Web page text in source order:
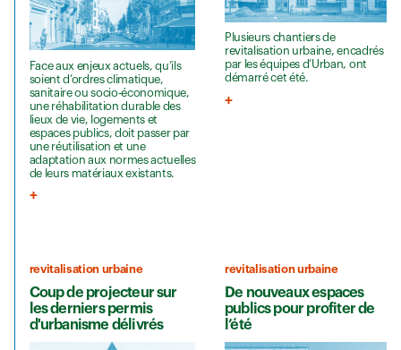
Face aux enjeux actuels, qu’ils
soient d’ordres climatique,
sanitaire ou socio-économique,
une réhabilitation durable des
lieux de vie, logements et
espaces publics, doit passer par
une réutilisation et une
adaptation aux normes actuelles
de leurs matériaux existants.
Plusieurs chantiers de
revitalisation urbaine, encadrés
par les équipes d’Urban, ont
démarré cet été.
revitalisation urbaine
Coup de projecteur sur
les derniers permis
d'urbanisme délivrés
revitalisation urbaine
De nouveaux espaces
publics pour profiter de
l’été